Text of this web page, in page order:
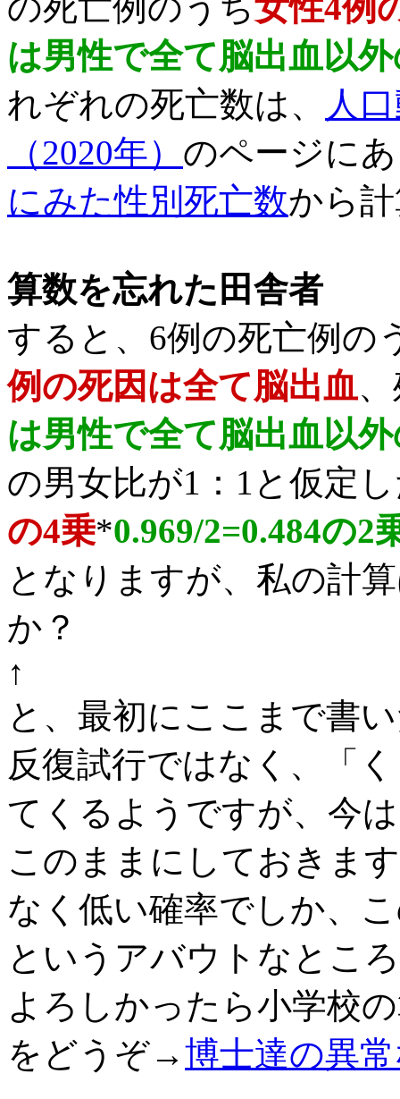
は男性で全て脳出血以
れぞれの死亡数は、
人
（2020年） のページに
にみた性別死亡数から
算数を忘れた田舎者
すると、6例の死亡例の
例の死因は全て脳出血
は男性で全て脳出血以
の男女比が1：1と仮定
の4乗*0.969/2=0.484の2
となりますが、私の計
か？
↑
と、最初にここまで書
反復試行ではなく、「
てくるようですが、今
このままにしておきま
なく低い確率でしか、
というアバウトなとこ
よろしかったら小学校
をどうぞ→博士達の異